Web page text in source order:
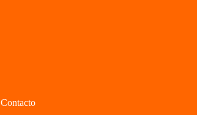
Contacto